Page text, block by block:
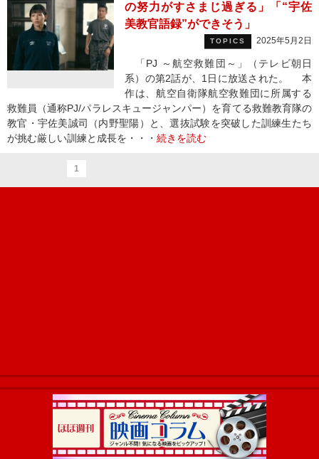
の努力がすさまじ過ぎる」「“宇佐
美教官語録”ができそう」
TOPICS 2025年5月2日
「PJ ～航空救難団～」（テレビ朝日
系）の第2話が、1日に放送された。 本
作は、航空自衛隊航空救難団に所属する
救難員（通称PJ/パラレスキュージャンパー）を育てる救難教育隊の
教官・宇佐美誠司（内野聖陽）と、選抜試験を突破した訓練生たち
が挑む厳しい訓練と成長を・・・ 続きを読む
1